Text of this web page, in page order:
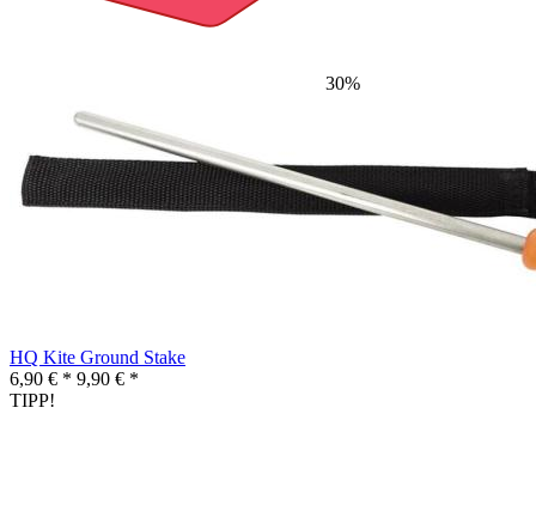
30%
HQ Kite Ground Stake
6,90 € * 9,90 € *
TIPP!